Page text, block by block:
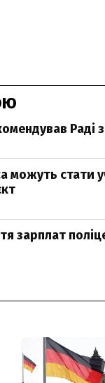
Раді
можуть стати
зарплат